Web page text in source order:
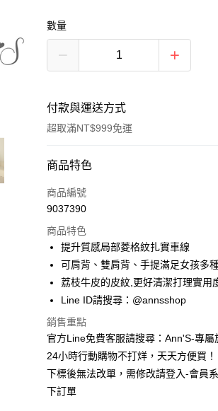
數量
付款與運送方式
超取滿NT$999免運
付款方式
信用卡一次付款
3 期 0 利率 每期 NT$860
合作金庫商業銀行
第
華南商業銀行
彰
國泰世華商業銀行
臺灣中小企業銀行
匯豐（台灣）商業銀行
華
聯邦商業銀行
遠
玉山商業銀行
星
台新國際商業銀行
6 期 0 利率 每期NT$430
合作金庫商業銀行
第
華南商業銀行
國泰世華商業銀行
臺灣中小企業銀行
台
匯豐（台灣）商業銀行
華
聯邦商業銀行
遠
元大商業銀行
購物金
LINE Pay
街口支付
商品特色
商品編號
9037390
商品特色
提升質感局部菱格紋扎實車線
可肩背、雙肩背、手提滿足女孩多
荔枝牛皮的皮紋,更好清潔打理實用
Line ID請搜尋：@annsshop
銷售重點
官方Line免費客服請搜尋：Ann'S-專屬
24小時行動購物不打烊，天天方便買！
下標後無法改單，需修改請登入-會員
下訂單